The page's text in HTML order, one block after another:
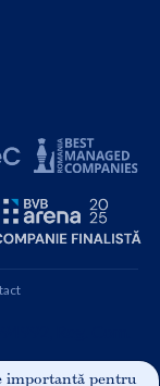
importantă pentru